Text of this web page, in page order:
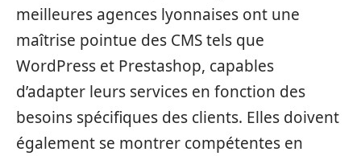
meilleures agences lyonnaises ont une
maîtrise pointue des CMS tels que
WordPress et Prestashop, capables
d’adapter leurs services en fonction des
besoins spécifiques des clients. Elles doivent
également se montrer compétentes en